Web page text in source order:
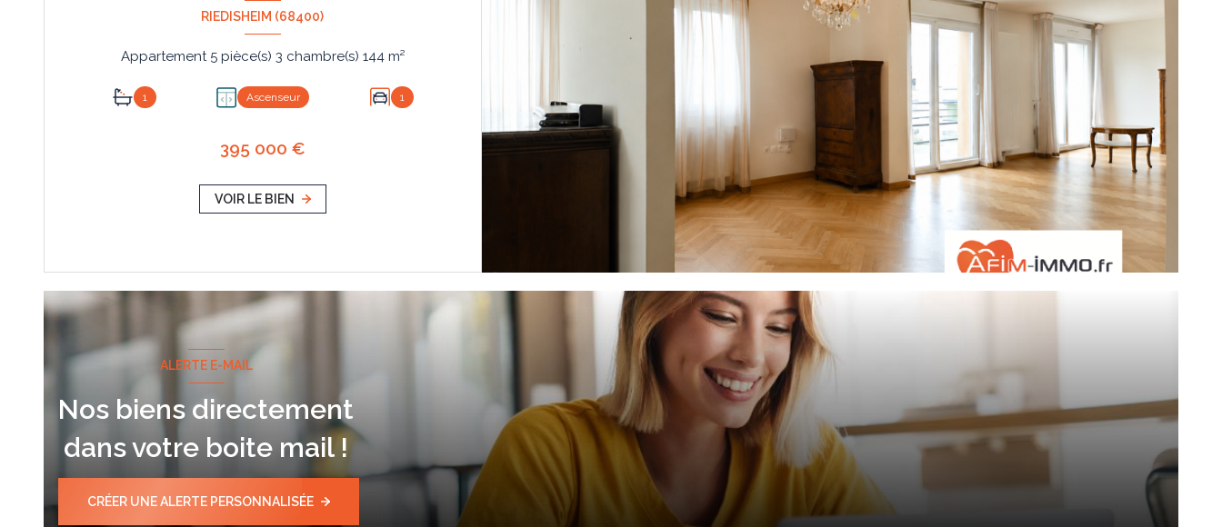
RIEDISHEIM (68400)
Appartement 5 pièce(s) 3 chambre(s) 144 m²
1 Ascenseur 1
395 000 €
VOIR LE BIEN
ALERTE E-MAIL
Nos biens directement
dans votre boite mail !
CRÉER UNE ALERTE PERSONNALISÉE